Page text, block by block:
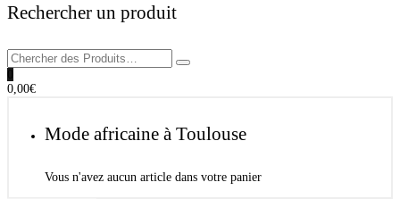
Rechercher un produit
0,00€
Mode africaine à Toulouse
Vous n'avez aucun article dans votre panier